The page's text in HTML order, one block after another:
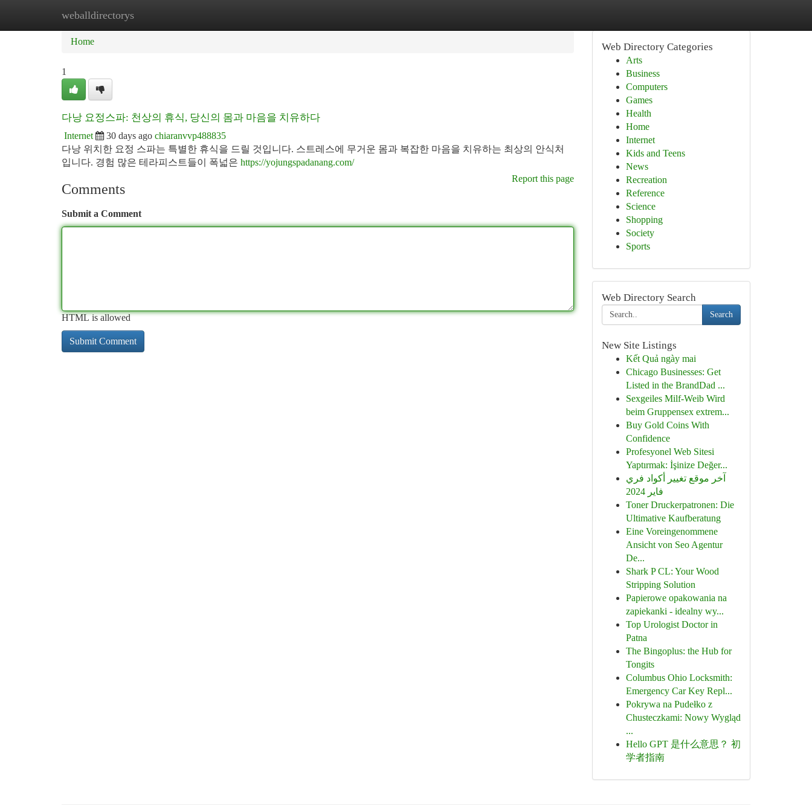
weballdirectorys
Home New Site Listings
Home
1
다낭 요정스파: 천상의 휴식, 당신의 몸과 마음을 치유하다
Internet 30 days ago chiaranvvp488835
다낭 위치한 요정 스파는 특별한 휴식을 드릴 것입니다. 스트레스에 무거운 몸과 복잡한 마음을 치유하는 최상의 안식처
입니다. 경험 많은 테라피스트들이 폭넓은 https://yojungspadanang.com/
Report this page
Comments
Submit a Comment
HTML is allowed
Web Directory Categories
Arts
Business
Computers
Games
Health
Home
Internet
Kids and Teens
News
Recreation
Reference
Science
Shopping
Society
Sports
Web Directory Search
Search
New Site Listings
Kết Quả ngày mai
Chicago Businesses: Get
Listed in the BrandDad ...
Sexgeiles Milf-Weib Wird
beim Gruppensex extrem...
Buy Gold Coins With
Confidence
Profesyonel Web Sitesi
Yaptırmak: İşinize Değer...
آخر موقع تغيير أكواد فري
فاير 2024
Toner Druckerpatronen: Die
Ultimative Kaufberatung
Eine Voreingenommene
Ansicht von Seo Agentur
De...
Shark P CL: Your Wood
Stripping Solution
Papierowe opakowania na
zapiekanki - idealny wy...
Top Urologist Doctor in
Patna
The Bingoplus: the Hub for
Tongits
Columbus Ohio Locksmith:
Emergency Car Key Repl...
Pokrywa na Pudełko z
Chusteczkami: Nowy Wygląd
...
Hello GPT 是什么意思？ 初
学者指南